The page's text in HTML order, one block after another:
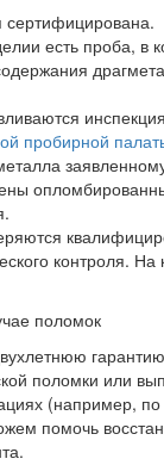
сертифицирована.
есть проба, в
пробирной
контроля.
поломок
поломки или
(например,
помочь